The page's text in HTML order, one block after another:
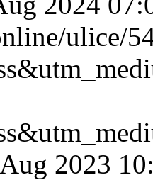
ulice/
2023